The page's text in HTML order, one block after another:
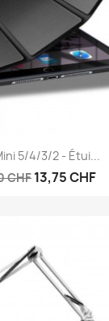
Aperçu rapide
5/4/3/2 - Étui...
CHF13,75 CHF